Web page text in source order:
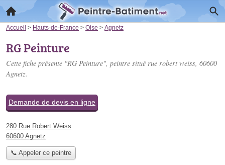
Accueil > Hauts-de-France > Oise > Agnetz
RG Peinture
Cette fiche présente "RG Peinture", peintre situé rue robert weiss, 60600
Agnetz.
Demande de devis en ligne
280 Rue Robert Weiss
60600 Agnetz
📞 Appeler ce peintre